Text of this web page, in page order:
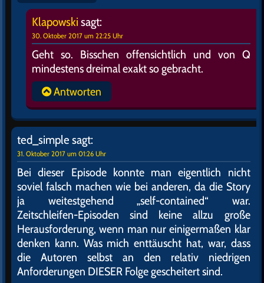
Klapowski sagt:
30. Oktober 2017 um 22:25 Uhr
Geht so. Bisschen offensichtlich und von Q
mindestens dreimal exakt so gebracht.
Antworten
ted_simple sagt:
31. Oktober 2017 um 01:26 Uhr
Bei dieser Episode konnte man eigentlich nicht
soviel falsch machen wie bei anderen, da die Story
ja weitestgehend „self-contained“ war.
Zeitschleifen-Episoden sind keine allzu große
Herausforderung, wenn man nur einigermaßen klar
denken kann. Was mich enttäuscht hat, war, dass
die Autoren selbst an den relativ niedrigen
Anforderungen DIESER Folge gescheitert sind.